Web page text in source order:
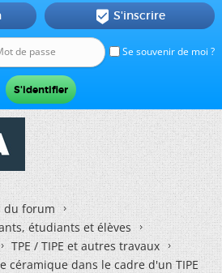
Se souvenir de moi ?
 S'inscrire
du forum
étudiants et élèves
TPE / TIPE et autres travaux
céramique dans le cadre d'un TIPE